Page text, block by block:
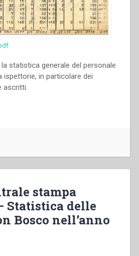
statistica generale del personale
ispettorie, in particolare dei
ascritti.
stampa
Statistica delle
Bosco nell’anno